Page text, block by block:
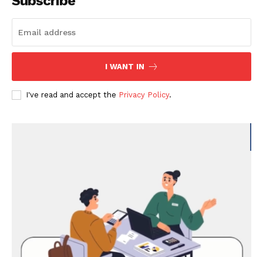
I WANT IN
I've read and accept the Privacy Policy.